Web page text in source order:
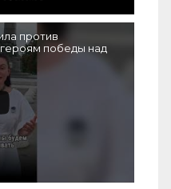
против
победы над